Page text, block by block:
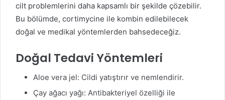
cilt problemlerini daha kapsamlı bir şekilde çözebilir.
Bu bölümde, cortimycine ile kombin edilebilecek
doğal ve medikal yöntemlerden bahsedeceğiz.
Doğal Tedavi Yöntemleri
Aloe vera jel: Cildi yatıştırır ve nemlendirir.
Çay ağacı yağı: Antibakteriyel özelliği ile